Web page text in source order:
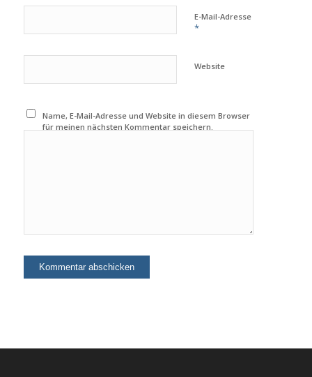
E-Mail-Adresse
*
Website
Name, E-Mail-Adresse und Website in diesem Browser
für meinen nächsten Kommentar speichern.